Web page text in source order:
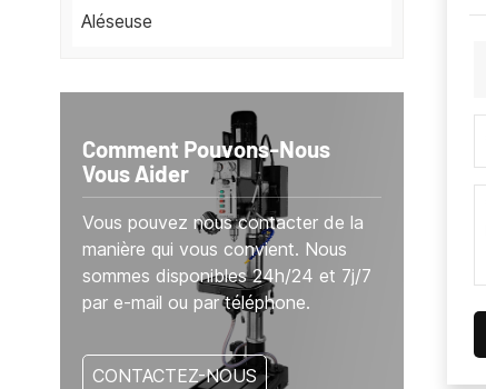
Aléseuse
Comment Pouvons-Nous
Vous Aider
Vous pouvez nous contacter de la
manière qui vous convient. Nous
sommes disponibles 24h/24 et 7j/7
par e-mail ou par téléphone.
CONTACTEZ-NOUS